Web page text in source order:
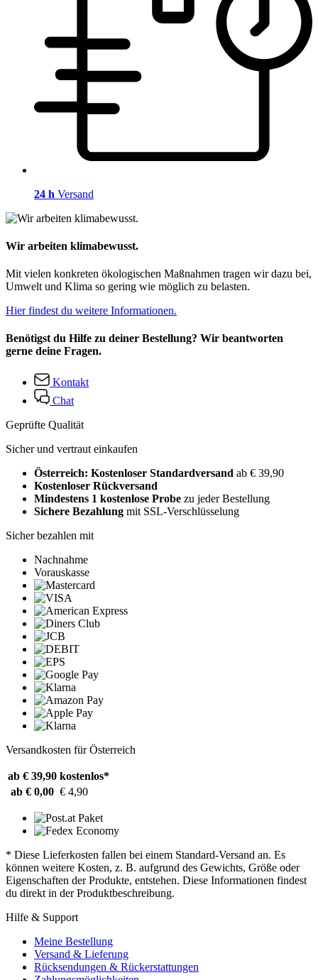
24 h Versand
Wir arbeiten klimabewusst.
Mit vielen konkreten ökologischen Maßnahmen tragen wir dazu bei,
Umwelt und Klima so gering wie möglich zu belasten.
Hier findest du weitere Informationen.
Benötigst du Hilfe zu deiner Bestellung? Wir beantworten
gerne deine Fragen.
Kontakt
Chat
Geprüfte Qualität
Sicher und vertraut einkaufen
Österreich: Kostenloser Standardversand ab € 39,90
Kostenloser Rückversand
Mindestens 1 kostenlose Probe zu jeder Bestellung
Sichere Bezahlung mit SSL-Verschlüsselung
Sicher bezahlen mit
Nachnahme
Vorauskasse
Versandkosten für Österreich
ab € 39,90 kostenlos*
ab € 0,00 € 4,90
* Diese Lieferkosten fallen bei einem Standard-Versand an. Es
können weitere Kosten, z. B. aufgrund des Gewichts, Größe oder
Eigenschaften der Produkte, entstehen. Diese Informationen findest
du direkt in der Produktbeschreibung.
Hilfe & Support
Meine Bestellung
Versand & Lieferung
Rücksendungen & Rückerstattungen